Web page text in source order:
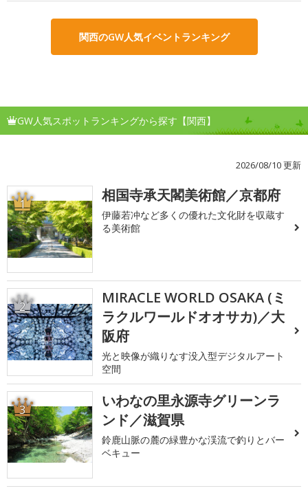
関西のGW人気イベントランキング
GW人気スポットランキングから探す【関西】
2026/08/10 更新
1 相国寺承天閣美術館／京都府
伊藤若冲など多くの優れた文化財を収蔵す
る美術館
2
MIRACLE WORLD OSAKA (ミ
ラクルワールドオオサカ)／大
阪府
光と映像が織りなす没入型デジタルアート
空間
3
いわなの里永源寺グリーンラ
ンド／滋賀県
鈴鹿山脈の麓の緑豊かな渓流で釣りとバー
ベキュー